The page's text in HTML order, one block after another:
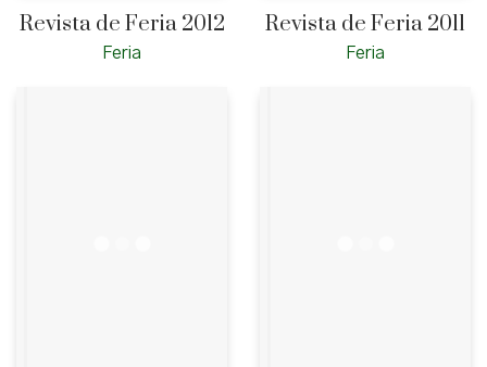
Revista de Feria 2012
Feria
Revista de Feria 2011
Feria